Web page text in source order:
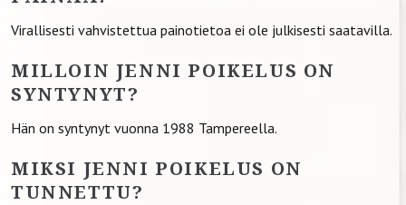
Virallisesti vahvistettua painotietoa ei ole julkisesti saatavilla.
MILLOIN JENNI POIKELUS ON
SYNTYNYT?
Hän on syntynyt vuonna 1988 Tampereella.
MIKSI JENNI POIKELUS ON
TUNNETTU?